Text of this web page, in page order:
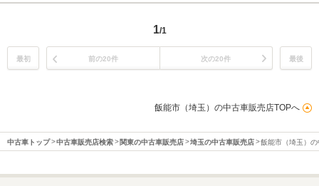
1/1
最初 前の20件 次の20件 最後
飯能市（埼玉）の中古車販売店TOPへ
中古車トップ 中古車販売店検索 関東の中古車販売店 埼玉の中古車販売店 飯能市（埼玉）